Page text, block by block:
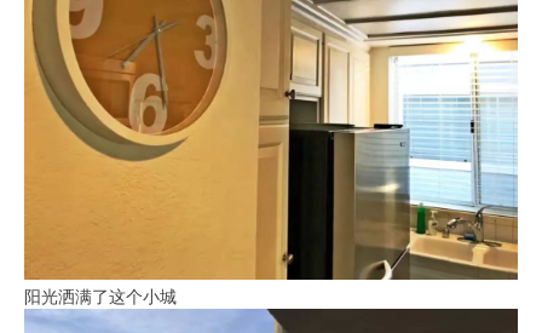
阳光洒满了这个小城